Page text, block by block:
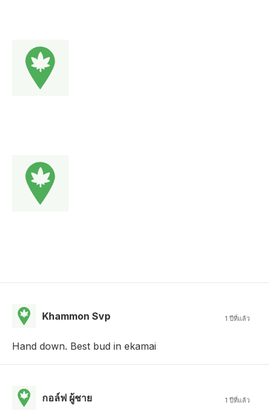
Khammon Svp 1 ปีที่แล้ว
Hand down. Best bud in ekamai
กอล์ฟ ผู้ชาย 1 ปีที่แล้ว